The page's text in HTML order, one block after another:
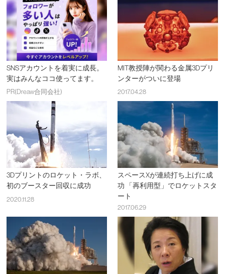
SNSアカウントを着実に成長。
実はみんなココ使ってます。
PR(Dreaw合同会社)
MIT教授陣が関わる金属3Dプリ
ンターがついに登場
2017.04.28
3Dプリントのロケット・ラボ、
初のブースター回収に成功
2020.11.28
スペースXが連続打ち上げに成
功 「再利用型」でロケットスタ
ート
2017.06.29